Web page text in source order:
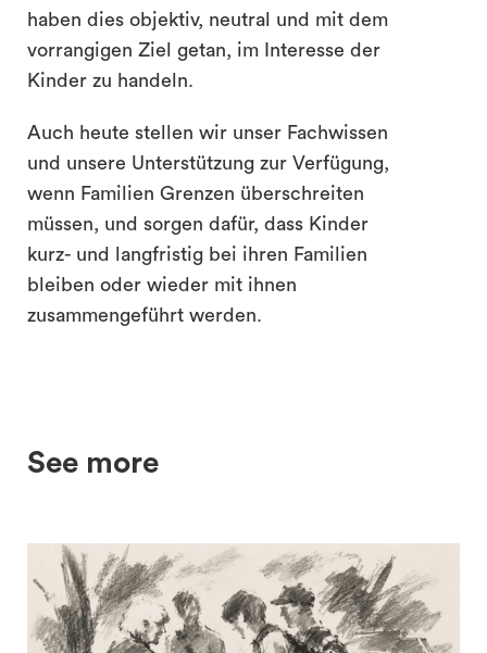
haben dies objektiv, neutral und mit dem
vorrangigen Ziel getan, im Interesse der
Kinder zu handeln.
Auch heute stellen wir unser Fachwissen
und unsere Unterstützung zur Verfügung,
wenn Familien Grenzen überschreiten
müssen, und sorgen dafür, dass Kinder
kurz- und langfristig bei ihren Familien
bleiben oder wieder mit ihnen
zusammengeführt werden.
See more